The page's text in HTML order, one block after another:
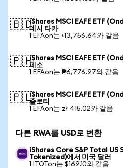
🇧🇩iShares MSCI EAFE ETF
데시 타카
1 EFAon는 ৳13,756.64와 같음
🇵🇭iShares MSCI EAFE ETF
페소
1 EFAon는 ₱6,776.97와 같음
🇵🇱iShares MSCI EAFE ETF
즐로티
1 EFAon는 zł 415.02와 같음
다른 RWA를 USD로 변환
iShares Core S&P Total US
Tokenized)에서 미국 달러
1 ITOTon는 $169.10와 같음